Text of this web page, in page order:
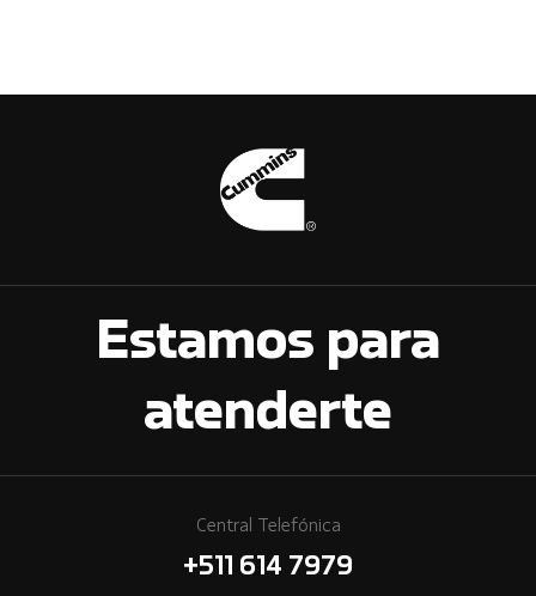
Estamos para
atenderte
Central Telefónica
+511 614 7979